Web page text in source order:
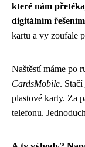
které nám
digitálním řešením
kartu a vy zoufale
Naštěstí máme po
CardsMobile.
plastové karty. Za
telefonu.